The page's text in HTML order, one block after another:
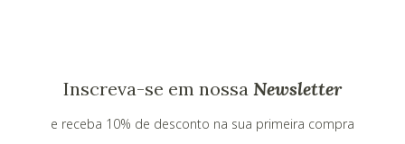
Inscreva-se em nossa Newsletter
e receba 10% de desconto na sua primeira compra